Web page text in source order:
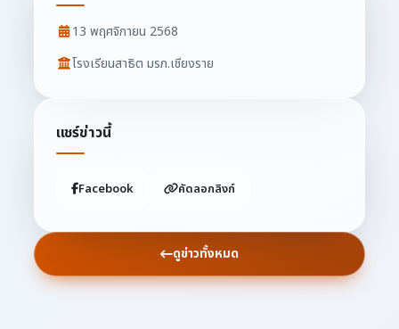
13 พฤศจิกายน 2568
โรงเรียนสาธิต มรภ.เชียงราย
แชร์ข่าวนี้
Facebook คัดลอกลิงก์
ดูข่าวทั้งหมด